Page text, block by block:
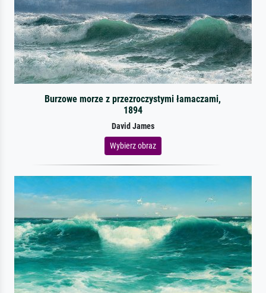
Burzowe morze z przezroczystymi łamaczami,
1894
David James
Wybierz obraz